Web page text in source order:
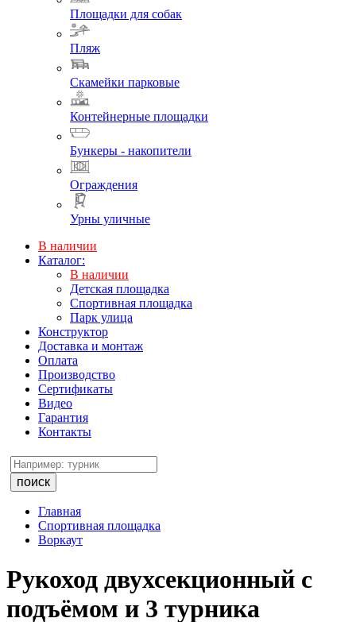
Площадки для собак
Пляж
Скамейки парковые
Контейнерные площадки
Бункеры - накопители
Ограждения
Урны уличные
В наличии
Каталог:
В наличии
Детская площадка
Спортивная площадка
Парк улица
Конструктор
Доставка и монтаж
Оплата
Производство
Сертификаты
Видео
Гарантия
Контакты
поиск
Главная
Спортивная площадка
Воркаут
Рукоход двухсекционный с
подъёмом и 3 турника